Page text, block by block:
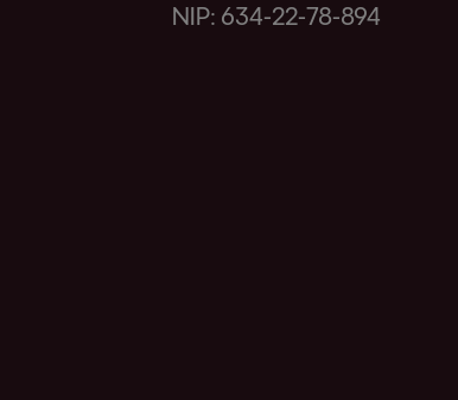
NIP: 634-22-78-894